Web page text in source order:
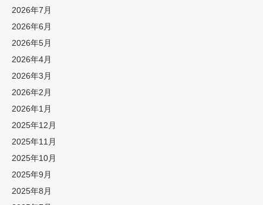
2026年7月
2026年6月
2026年5月
2026年4月
2026年3月
2026年2月
2026年1月
2025年12月
2025年11月
2025年10月
2025年9月
2025年8月